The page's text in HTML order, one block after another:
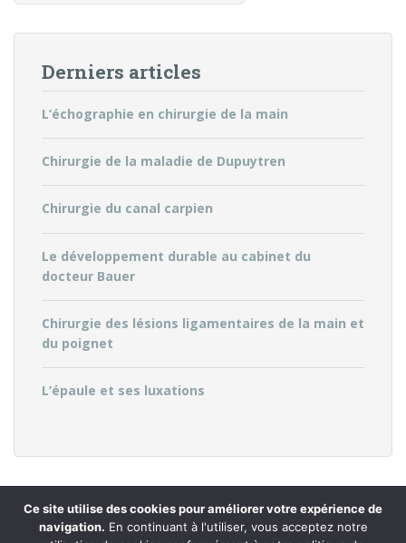
Derniers articles
L’échographie en chirurgie de la main
Chirurgie de la maladie de Dupuytren
Chirurgie du canal carpien
Le développement durable au cabinet du
docteur Bauer
Chirurgie des lésions ligamentaires de la main et
du poignet
L’épaule et ses luxations
Ce site utilise des cookies pour améliorer votre expérience de
navigation. En continuant à l'utiliser, vous acceptez notre